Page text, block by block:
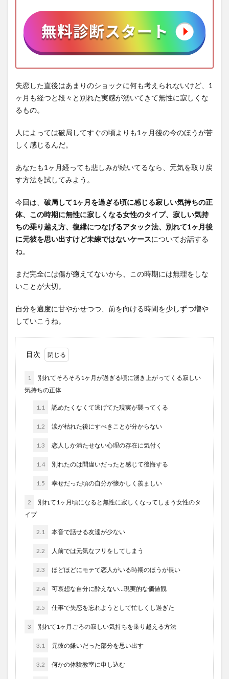
失恋した直後はあまりのショックに何も考えられないけど、1
ヶ月も経つと段々と別れた実感が湧いてきて無性に寂しくな
るもの。
人によっては破局してすぐの頃よりも1ヶ月後の今のほうが苦
しく感じるんだ。
あなたも1ヶ月経っても悲しみが続いてるなら、元気を取り戻
す方法を試してみよう。
今回は、 破局して1ヶ月を過ぎる頃に感じる寂しい気持ちの正
体、この時期に無性に寂しくなる女性のタイプ、寂しい気持
ちの乗り越え方、復縁につなげるアタック法、別れて1ヶ月後
に元彼を思い出すけど未練ではないケースについてお話する
ね。
まだ完全には傷が癒えてないから、この時期には無理をしな
いことが大切。
自分を適度に甘やかせつつ、前を向ける時間を少しずつ増や
していこうね。
目次
1
別れてそろそろ1ヶ月が過ぎる頃に湧き上がってくる寂しい
気持ちの正体
1.1 認めたくなくて逃げてた現実が襲ってくる
1.2 涙が枯れた後にすべきことが分からない
1.3 恋人しか満たせない心理の存在に気付く
1.4 別れたのは間違いだったと感じて後悔する
1.5 幸せだった頃の自分が懐かしく羨ましい
2
別れて1ヶ月頃になると無性に寂しくなってしまう女性のタ
イプ
2.1 本音で話せる友達が少ない
2.2 人前では元気なフリをしてしまう
2.3 ほどほどにモテて恋人がいる時期のほうが長い
2.4 可哀想な自分に酔えない…現実的な価値観
2.5 仕事で失恋を忘れようとして忙しくし過ぎた
3 別れて1ヶ月ごろの寂しい気持ちを乗り越える方法
3.1 元彼の嫌いだった部分を思い出す
3.2 何かの体験教室に申し込む